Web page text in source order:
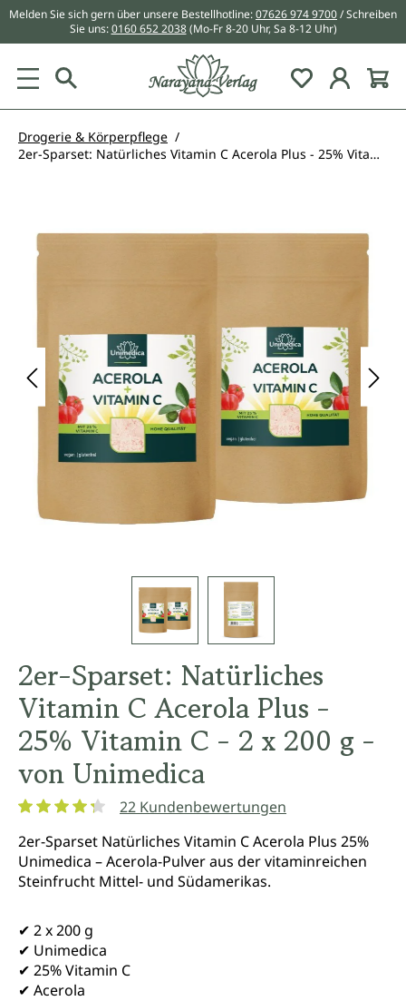
springen
Melden Sie sich gern über unsere Bestellhotline:07626 974 9700/ Schreiben
Sie uns:0160 652 2038 (Mo-Fr 8-20 Uhr, Sa 8-12 Uhr)
Du hast 0
Drogerie & Körperpflege
2er-Sparset: Natürliches Vitamin C Acerola Plus - 25% Vitamin C - 2 x 200 g - von Unimedica
2er-Sparset: Natürliches
Vitamin C Acerola Plus -
25% Vitamin C - 2 x 200 g -
von Unimedica
22 Kundenbewertungen
2er-Sparset Natürliches Vitamin C Acerola Plus 25%
Unimedica – Acerola-Pulver aus der vitaminreichen
Steinfrucht Mittel- und Südamerikas.
✔ 2 x 200 g
✔ Unimedica
✔ 25% Vitamin C
✔ Acerola